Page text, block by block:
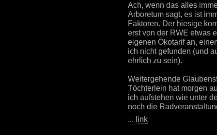
Ach, wenn das alles
Arboretum sagt, es ist
Faktoren. Der hiesige
erst von der RWE etwas
eigenen Ökotarif an,
ich nicht gefunden (und
ehrlich zu sein).
Weitergehende
Töchterlein hat morgen
ich aufstehen wie unter
noch die
... link